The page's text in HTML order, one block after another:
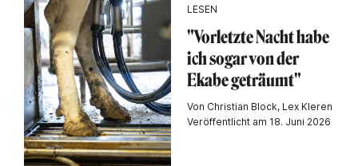
LESEN
"Vorletzte Nacht habe
ich sogar von der
Ekabe geträumt"
Von Christian Block, Lex Kleren
Veröffentlicht am 18. Juni 2026